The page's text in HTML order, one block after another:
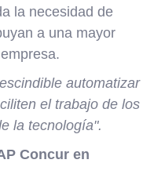
la necesidad de
a una mayor
automatizar
el trabajo de los
la tecnología".
Concur en